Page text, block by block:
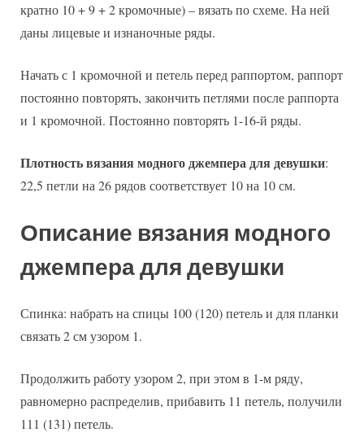
кратно 10 + 9 + 2 кромочные) – вязать по схеме. На ней
даны лицевые и изнаночные ряды.
Начать с 1 кромочной и петель перед раппортом, раппорт
постоянно повторять, закончить петлями после раппорта
и 1 кромочной. Постоянно повторять 1-16-й ряды.
Плотность вязания модного джемпера для девушки:
22,5 петли на 26 рядов соответствует 10 на 10 см.
Описание вязания модного
джемпера для девушки
Спинка: набрать на спицы 100 (120) петель и для планки
связать 2 см узором 1.
Продолжить работу узором 2, при этом в 1-м ряду,
равномерно распределив, прибавить 11 петель, получили
111 (131) петель.